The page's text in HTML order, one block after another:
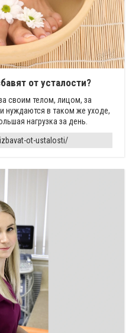
от усталости?
своим телом, лицом, за
нуждаются в таком же уходе,
нагрузка за день.
ot-ustalosti/